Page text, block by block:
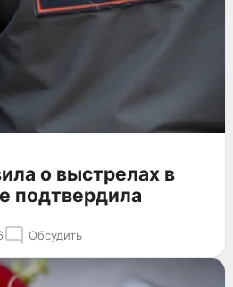
о выстрелах в
подтвердила
Обсудить